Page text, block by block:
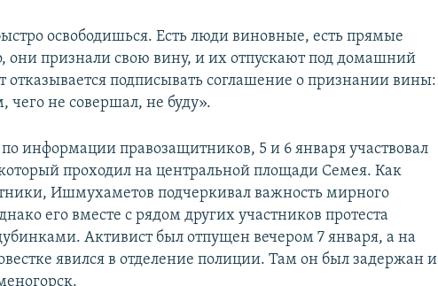
освободишься. Есть люди виновные, есть прямые
они признали свою вину, и их отпускают под домашний
отказывается подписывать соглашение о признании вины:
чего не совершал, не буду».
информации правозащитников, 5 и 6 января участвовал
проходил на центральной площади Семея. Как
Ишмухаметов подчеркивал важность мирного
его вместе с рядом других участников протеста
Активист был отпущен вечером 7 января, а на
явился в отделение полиции. Там он был задержан и